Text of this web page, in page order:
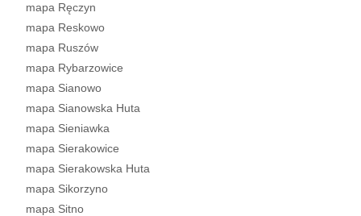
mapa Ręczyn
mapa Reskowo
mapa Ruszów
mapa Rybarzowice
mapa Sianowo
mapa Sianowska Huta
mapa Sieniawka
mapa Sierakowice
mapa Sierakowska Huta
mapa Sikorzyno
mapa Sitno